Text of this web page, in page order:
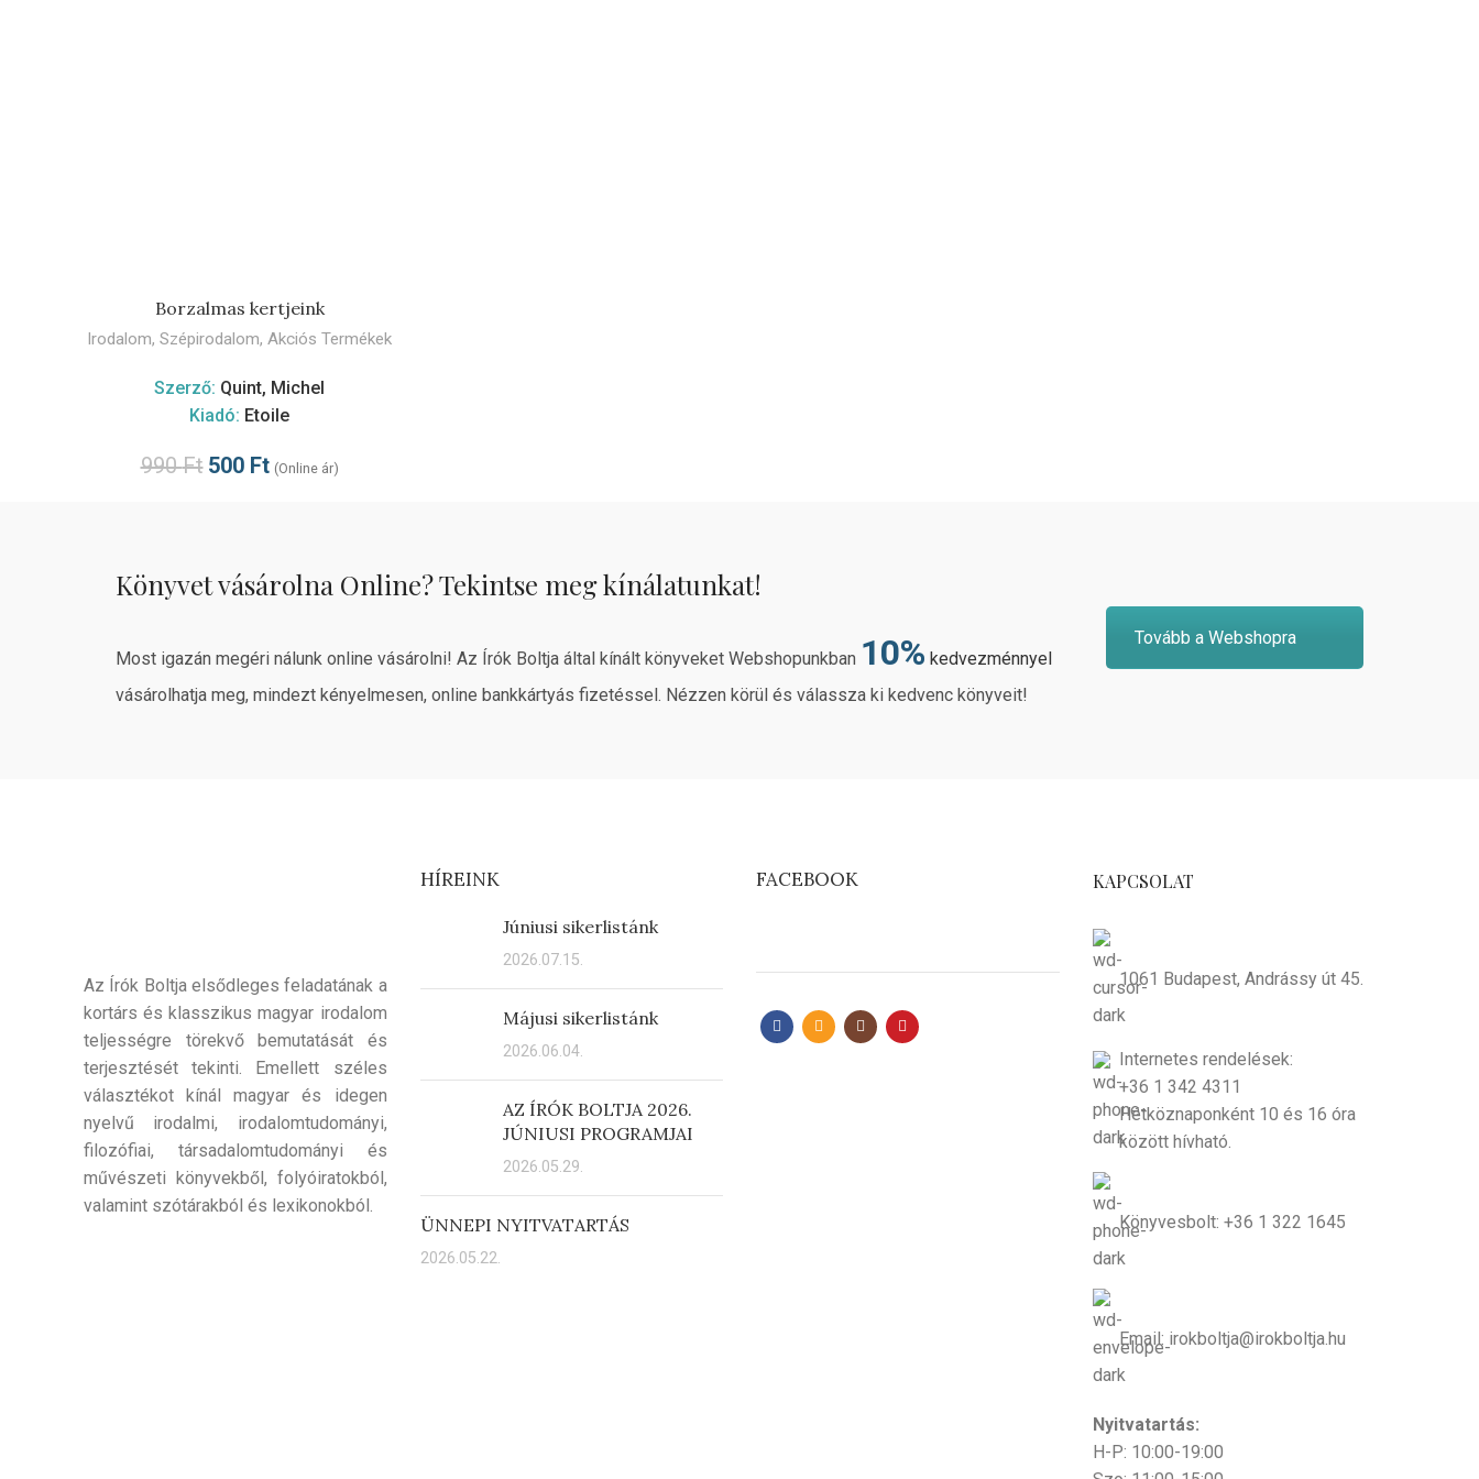
KOSÁRBA TESZEM
Borzalmas kertjeink
Irodalom, Szépirodalom, Akciós Termékek
Szerző: Quint, Michel
Kiadó: Etoile
990Ft 500 Ft (Online ár)
Könyvet vásárolna Online? Tekintse meg kínálatunkat!
Most igazán megéri nálunk online vásárolni! Az Írók Boltja által kínált könyveket Webshopunkban 10% kedvezménnyel
vásárolhatja meg, mindezt kényelmesen, online bankkártyás fizetéssel. Nézzen körül és válassza ki kedvenc könyveit!
Tovább a Webshopra
Az Írók Boltja elsődleges feladatának a
kortárs és klasszikus magyar irodalom
teljességre törekvő bemutatását és
terjesztését tekinti. Emellett széles
választékot kínál magyar és idegen
nyelvű irodalmi, irodalomtudományi,
filozófiai, társadalomtudományi és
művészeti könyvekből, folyóiratokból,
valamint szótárakból és lexikonokból.
HÍREINK
Júniusi sikerlistánk
2026.07.15.
Májusi sikerlistánk
2026.06.04.
AZ ÍRÓK BOLTJA 2026.
JÚNIUSI PROGRAMJAI
2026.05.29.
ÜNNEPI NYITVATARTÁS
2026.05.22.
FACEBOOK KAPCSOLAT
1061 Budapest, Andrássy út 45.
Internetes rendelések:
+36 1 342 4311
Hétköznaponként 10 és 16 óra
között hívható.
Könyvesbolt: +36 1 322 1645
Email: irokboltja@irokboltja.hu
Nyitvatartás:
H-P: 10:00-19:00